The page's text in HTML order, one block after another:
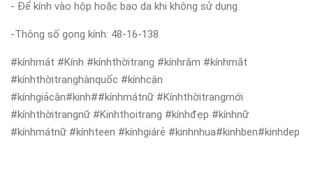
- Để kính vào hộp hoặc bao da khi không sử dụng.
-Thông số gọng kính: 48-16-138
#kínhmát #Kính #kínhthờitrang #kínhrâm #kínhmắt
#kínhthờitranghànquốc #kínhcận
#kínhgiảcận#kinh##kínhmátnữ #Kínhthờitrangmới
#kínhthờitrangnữ #Kinhthoitrang #kínhđẹp #kínhnữ
#kínhmátnữ #kínhteen #kínhgiárẻ #kinhnhua#kinhben#kinhdep